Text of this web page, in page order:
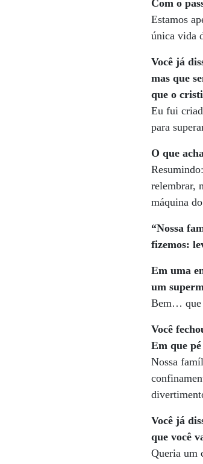
Com o
Estamos
única vida
Você já
mas que
que o
Eu fui
para
O que
relembrar,
máquina
“Nossa
fizemos:
Em uma
um
Bem… que
Você
Em que pé
Nossa
Você já
que você
Queria um